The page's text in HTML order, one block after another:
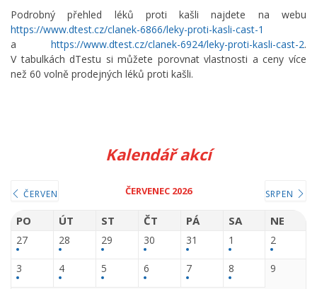
Podrobný přehled léků proti kašli najdete na webu
https://www.dtest.cz/clanek-6866/leky-proti-kasli-cast-1
a https://www.dtest.cz/clanek-6924/leky-proti-kasli-cast-2.
V tabulkách dTestu si můžete porovnat vlastnosti a ceny více
než 60 volně prodejných léků proti kašli.
Kalendář akcí
ČERVEN ČERVENEC 2026 SRPEN
PO ÚT ST ČT PÁ SA NE
27 28 29 30 31 1 2
3 4 5 6 7 8 9